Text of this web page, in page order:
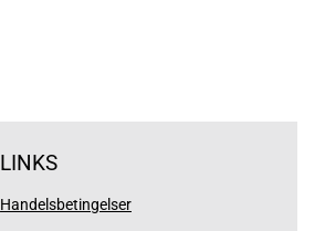
LINKS
Handelsbetingelser